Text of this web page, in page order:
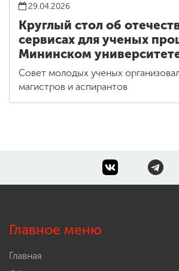
29.04.2026
Круглый стол об
сервисах для ученых
Мининском
Совет молодых ученых
магистров и аспирантов
Главное меню
Главная